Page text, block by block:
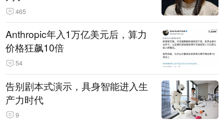
465
Anthropic年入1万亿美元后，算力
价格狂飙10倍
54
告别剧本式演示，具身智能进入生
产力时代
9